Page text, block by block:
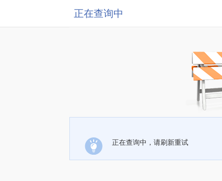
正在查询中
正在查询中，请刷新重试